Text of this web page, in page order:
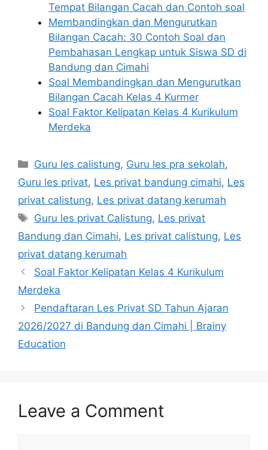
Tempat Bilangan Cacah dan Contoh soal
Membandingkan dan Mengurutkan
Bilangan Cacah: 30 Contoh Soal dan
Pembahasan Lengkap untuk Siswa SD di
Bandung dan Cimahi
Soal Membandingkan dan Mengurutkan
Bilangan Cacah Kelas 4 Kurmer
Soal Faktor Kelipatan Kelas 4 Kurikulum
Merdeka
Categories
Guru les calistung, Guru les pra sekolah,
Guru les privat, Les privat bandung cimahi, Les
privat calistung, Les privat datang kerumah
Tags
Guru les privat Calistung, Les privat
Bandung dan Cimahi, Les privat calistung, Les
privat datang kerumah
Soal Faktor Kelipatan Kelas 4 Kurikulum
Merdeka
Pendaftaran Les Privat SD Tahun Ajaran
2026/2027 di Bandung dan Cimahi | Brainy
Education
Leave a Comment